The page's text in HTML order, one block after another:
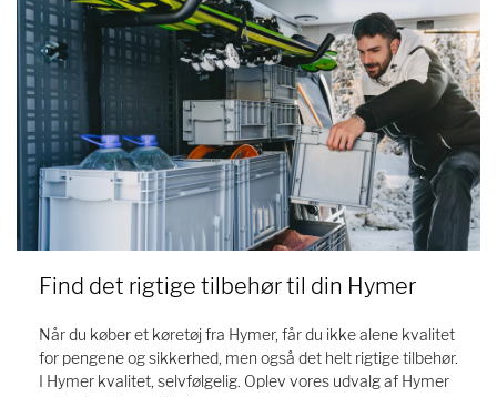
Find det rigtige tilbehør til din Hymer
Når du køber et køretøj fra Hymer, får du ikke alene kvalitet
for pengene og sikkerhed, men også det helt rigtige tilbehør.
I Hymer kvalitet, selvfølgelig. Oplev vores udvalg af Hymer